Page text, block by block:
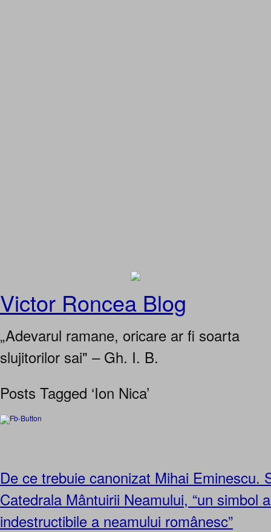
Victor Roncea Blog
„Adevarul ramane, oricare ar fi soarta
slujitorilor sai" – Gh. I. B.
Posts Tagged ‘Ion Nica’
De ce trebuie canonizat Mihai Eminescu.
Catedrala Mântuirii Neamului, “un simbol
indestructibile a neamului românesc”